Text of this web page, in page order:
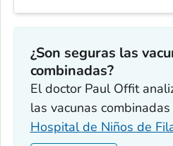
¿Son seguras las
combinadas?
El doctor Paul Offit
las vacunas
Hospital de Niños de